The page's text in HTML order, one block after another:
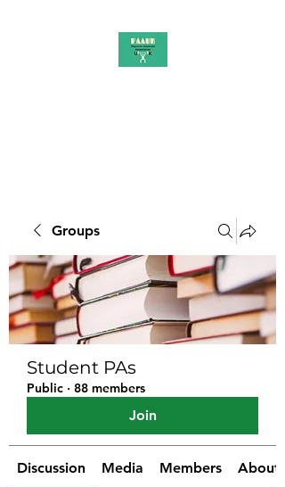
Groups
Student PAs
Public · 88 members
Join
Discussion Media Members About